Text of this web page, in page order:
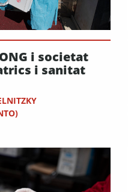
i societat
i sanitat